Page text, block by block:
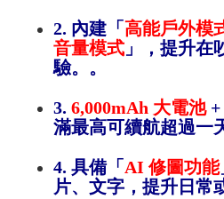
2. 內建 「 高能戶外模
音量模式 」，提升在
驗。 。
3. 6,000mAh 大電池+
滿最高可續航超過一
4. 具備「 AI 修圖功能
片、文字，提升日常